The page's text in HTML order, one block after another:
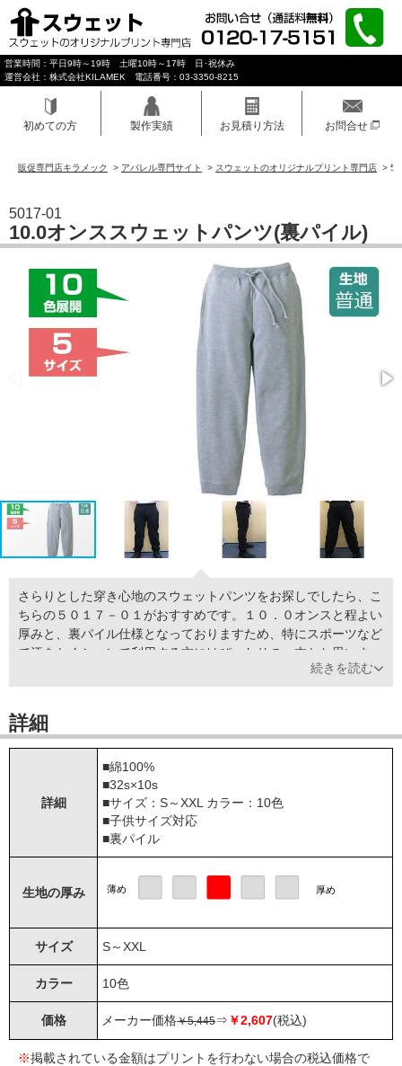
営業時間：平日9時～19時 土曜10時～17時 日･祝休み
運営会社：株式会社KILAMEK 電話番号：03-3350-8215
初めての方 製作実績 お見積り方法 お問合せ
販促専門店キラメック > アパレル専門サイト > スウェットのオリジナルプリント専門店 >
5017-01
10.0オンススウェットパンツ(裏パイル)
さらりとした穿き心地のスウェットパンツをお探しでしたら、こ
ちらの５０１７－０１がおすすめです。１０．０オンスと程よい
厚みと、裏パイル仕様となっておりますため、特にスポーツなど
で汗をかくシーンで利用する方にはぴったりの一本かと思いま
す。カラーバリエーションは嬉しい全１０色。全色、激安価格に
てオリジナルプリントが可能です。
続きを読む
詳細
詳細
■綿100%
■32s×10s
■サイズ：S～XXL カラー：10色
■子供サイズ対応
■裏パイル
生地の厚み 薄め 厚め
サイズ S～XXL
カラー 10色
価格 メーカー価格￥5,445⇒ ￥2,607(税込)
※掲載されている金額はプリントを行わない場合の税込価格で